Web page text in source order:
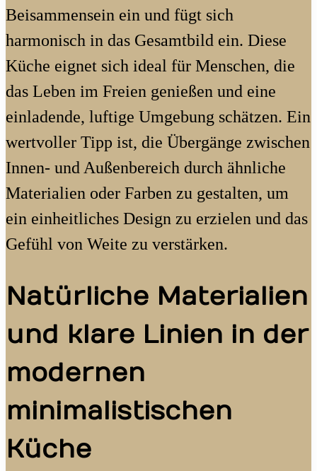
Beisammensein ein und fügt sich
harmonisch in das Gesamtbild ein. Diese
Küche eignet sich ideal für Menschen, die
das Leben im Freien genießen und eine
einladende, luftige Umgebung schätzen. Ein
wertvoller Tipp ist, die Übergänge zwischen
Innen- und Außenbereich durch ähnliche
Materialien oder Farben zu gestalten, um
ein einheitliches Design zu erzielen und das
Gefühl von Weite zu verstärken.
Natürliche Materialien
und klare Linien in der
modernen
minimalistischen
Küche